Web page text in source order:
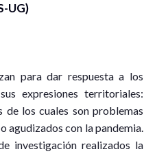
UG)
para dar respuesta a los
expresiones territoriales:
de los cuales son problemas
agudizados con la pandemia.
investigación realizados la